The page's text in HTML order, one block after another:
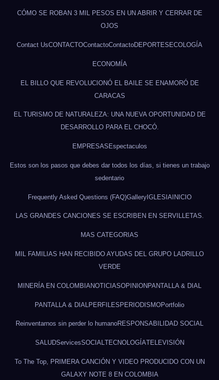
CÓMO SE ROBAN 3 MIL PESOS EN UN ABRIR Y CERRAR DE
OJOS
Contact UsCONTACTOContactoContactoDEPORTES ECOLOGÍA
ECONOMÍA
EL BILLO QUE REVOLUCIONÓ EL BAILE SE ENAMORÓ DE
CARACAS
EL TURISMO DE NATURALEZA: UNA NUEVA OPORTUNIDAD DE
DESARROLLO PARA EL CHOCÓ.
EMPRESAS Espectaculos
Estos son los pasos que debes dar todos los días, si tienes un trabajo
sedentario
Frequently Asked Questions (FAQ)GalleryIGLESIAINICIO
LAS GRANDES CANCIONES SE ESCRIBEN EN SERVILLETAS.
MAS CATEGORIAS
MIL FAMILIAS HAN RECIBIDO AYUDAS DEL GRUPO LADRILLO
VERDE
MINERÍA EN COLOMBIA NOTICIASOPINION PANTALLA & DIAL
PANTALLA & DIAL PERFILESPERIODISMOPortfolio
Reinventarnos sin perder lo humanoRESPONSABILIDAD SOCIAL
SALUDServicesSOCIALTECNOLOGÍATELEVISIÓN
To The Top, PRIMERA CANCIÓN Y VIDEO PRODUCIDO CON UN
GALAXY NOTE 8 EN COLOMBIA